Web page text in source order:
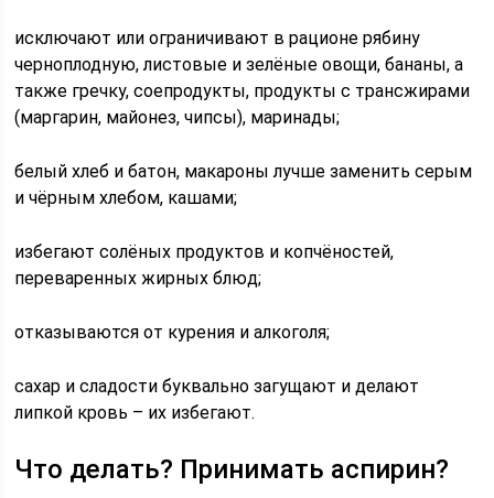
исключают или ограничивают в рационе рябину
черноплодную, листовые и зелёные овощи, бананы, а
также гречку, соепродукты, продукты с трансжирами
(маргарин, майонез, чипсы), маринады;
белый хлеб и батон, макароны лучше заменить серым
и чёрным хлебом, кашами;
избегают солёных продуктов и копчёностей,
переваренных жирных блюд;
отказываются от курения и алкоголя;
сахар и сладости буквально загущают и делают
липкой кровь – их избегают.
Что делать? Принимать аспирин?